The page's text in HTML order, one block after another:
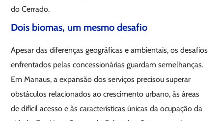
do Cerrado.
Dois biomas, um mesmo desafio
Apesar das diferenças geográficas e ambientais, os desafios
enfrentados pelas concessionárias guardam semelhanças.
Em Manaus, a expansão dos serviços precisou superar
obstáculos relacionados ao crescimento urbano, às áreas
de difícil acesso e às características únicas da ocupação da